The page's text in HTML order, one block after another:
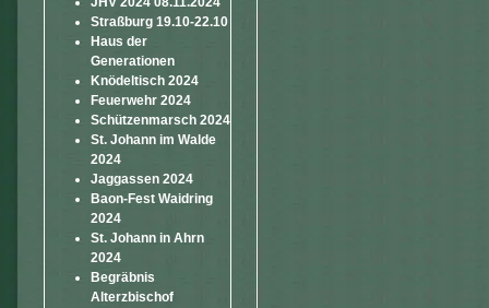
Straßburg 19.10-22.10
Haus der
Generationen
Knödeltisch 2024
Feuerwehr 2024
Schützenmarsch 2024
St. Johann im Walde
2024
Jaggassen 2024
Baon-Fest Waidring
2024
St. Johann in Ahrn
2024
Begräbnis
Alterzbischof